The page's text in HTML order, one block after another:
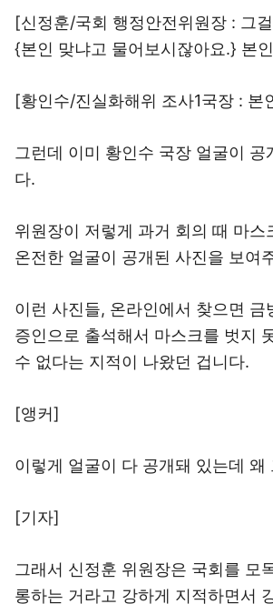
[신정훈/국회 행정안전위원장 : 그
{본인 맞냐고 물어보시잖아요.} 본
[황인수/진실화해위 조사1국장 : 본
그런데 이미 황인수 국장 얼굴이 공
다.
위원장이 저렇게 과거 회의 때 마스
온전한 얼굴이 공개된 사진을 보여
이런 사진들, 온라인에서 찾으면 금
증인으로 출석해서 마스크를 벗지
수 없다는 지적이 나왔던 겁니다.
[앵커]
이렇게 얼굴이 다 공개돼 있는데 왜
[기자]
그래서 신정훈 위원장은 국회를 모
롱하는 거라고 강하게 지적하면서